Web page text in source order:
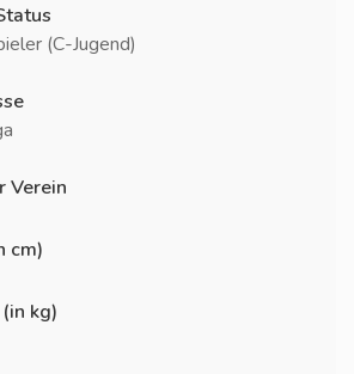
(C-Jugend)
Verein
cm)
kg)